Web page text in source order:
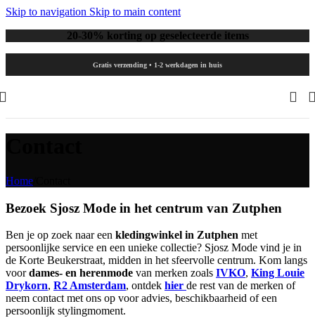
Skip to navigation Skip to main content
20-30% korting op geselecteerde items
Gratis verzending • 1-2 werkdagen in huis
Home
Bezoek Sjosz Mode in het centrum van Zutphen
Ben je op zoek naar een kledingwinkel in Zutphen met
persoonlijke service en een unieke collectie? Sjosz Mode vind je in
de Korte Beukerstraat, midden in het sfeervolle centrum. Kom langs
voordames- en herenmode van merken zoals IVKO, King Louie
Drykorn, R2 Amsterdam, ontdek hier de rest van de merken of
neem contact met ons op voor advies, beschikbaarheid of een
persoonlijk stylingmoment.